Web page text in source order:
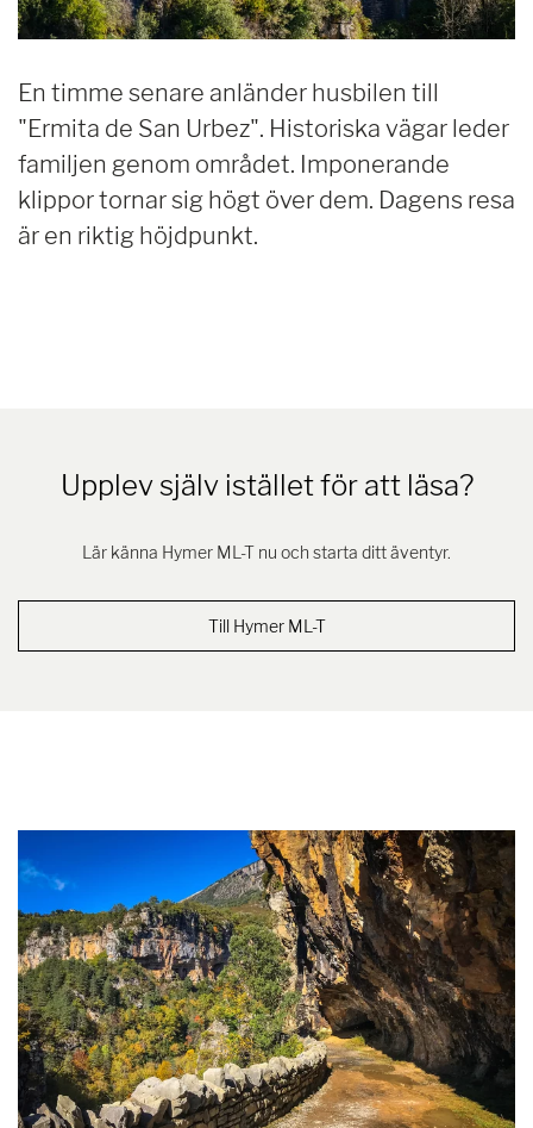
En timme senare anländer husbilen till
"Ermita de San Urbez". Historiska vägar leder
familjen genom området. Imponerande
klippor tornar sig högt över dem. Dagens resa
är en riktig höjdpunkt.
Upplev själv istället för att läsa?
Lär känna Hymer ML-T nu och starta ditt äventyr.
Till Hymer ML-T